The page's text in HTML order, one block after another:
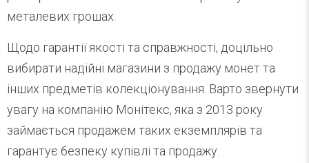
металевих грошах.
Щодо гарантії якості та справжності, доцільно
вибирати надійні магазини з продажу монет та
інших предметів колекціонування. Варто звернути
увагу на компанію Монітекс, яка з 2013 року
займається продажем таких екземплярів та
гарантує безпеку купівлі та продажу.